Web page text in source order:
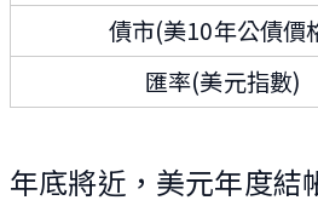
債市(美10年公債價
匯率(美元指數)
年底將近，美元年度結